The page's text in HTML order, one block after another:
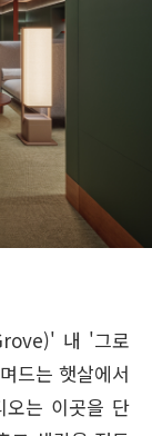
내 '그로
드는 햇살에서
오는 이곳을 단